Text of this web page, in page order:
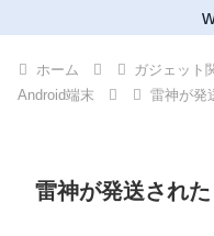
ホーム ガジェット
Android端末
雷神が発
雷神が発送された